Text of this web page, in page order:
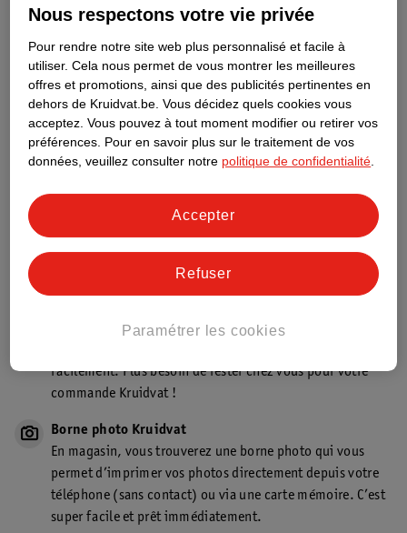
Découvrez dès maintenant l’impact
de marque Kruidvat préférés !
Aussi dans ce magasin
Point de retrait Kruidvat.be
facilement. Plus besoin de rester chez vous pour votre
commande Kruidvat !
Borne photo Kruidvat
En magasin, vous trouverez une borne photo qui vous
permet d’imprimer vos photos directement depuis votre
téléphone (sans contact) ou via une carte mémoire. C’est
super facile et prêt immédiatement.
Nous respectons votre vie privée
Pour rendre notre site web plus personnalisé et facile à
utiliser. Cela nous permet de vous montrer les meilleures
offres et promotions, ainsi que des publicités pertinentes en
dehors de Kruidvat.be. Vous décidez quels cookies vous
acceptez. Vous pouvez à tout moment modifier ou retirer vos
préférences. Pour en savoir plus sur le traitement de vos
données, veuillez consulter notre politique de confidentialité.
Paramétrer les cookies
Refuser
Accepter